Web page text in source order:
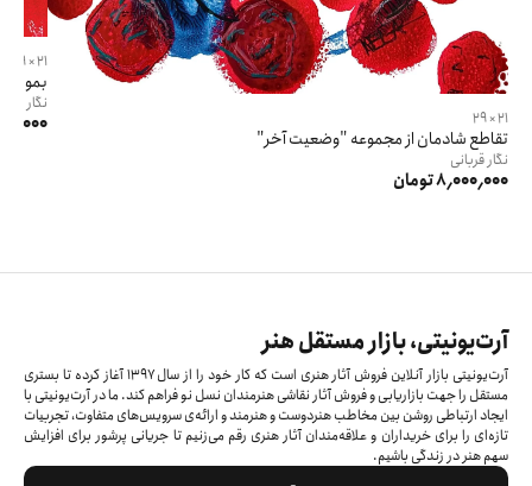
21 × 29
تقاطع شادمان از مجموعه "وضعیت آخر"
نگارقربانی
8٬000٬000 تومان
21 × 29
بمون
نگار
آرت‌یونیتی، بازار مستقل هنر
آرت‌یونیتی بازار آنلاین فروش آثار هنری است که کار خود را از سال ۱۳۹۷ آغاز کرده‌ تا بستری
مستقل را جهت بازاریابی و فروش آثار نقاشی هنرمندان نسل نو فراهم کند. ما در آرت‌یونیتی با
ایجاد ارتباطی روشن بین مخاطب هنردوست و هنرمند و ارائه‌ی سرویس‌های متفاوت، تجربیات
تازه‌ای را برای خریداران و علاقه‌مندان آثار هنری رقم می‌زنیم تا جریانی پرشور برای افزایش
سهم هنر در زندگی باشیم.